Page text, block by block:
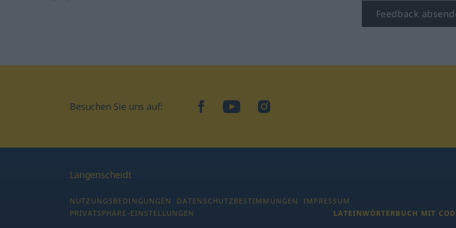
Feedback
Besuchen Sie uns auf: facebookYouTubeInstagram
Langenscheidt
NUTZUNGSBEDINGUNGEN DATENSCHUTZBESTIMMUNGEN
IMPRESSUM
PRIVATSPHÄRE-EINSTELLUNGEN
LATEINWÖRTERBUCH MIT